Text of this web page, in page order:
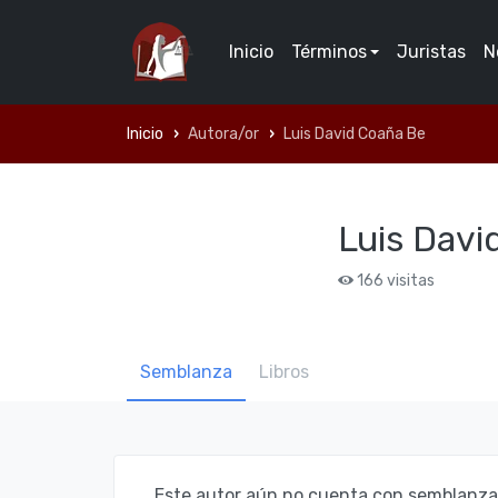
Inicio Términos Juristas
Inicio Autora/or Luis David Coaña Be
Luis
166 visitas
Semblanza Libros